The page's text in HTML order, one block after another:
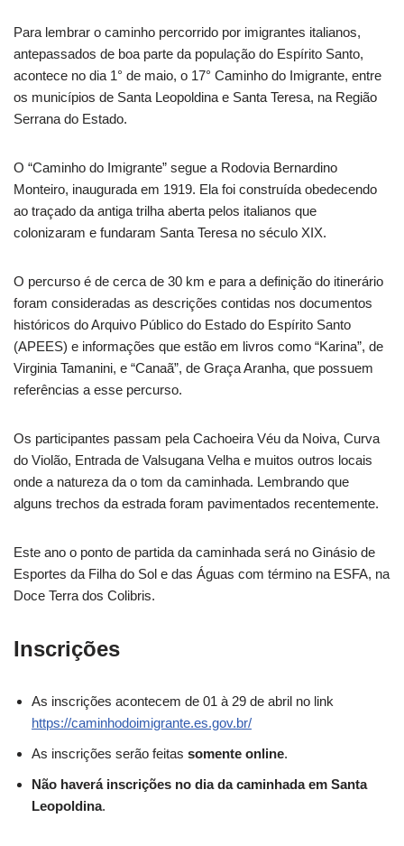
Para lembrar o caminho percorrido por imigrantes italianos,
antepassados de boa parte da população do Espírito Santo,
acontece no dia 1° de maio, o 17° Caminho do Imigrante, entre
os municípios de Santa Leopoldina e Santa Teresa, na Região
Serrana do Estado.
O “Caminho do Imigrante” segue a Rodovia Bernardino
Monteiro, inaugurada em 1919. Ela foi construída obedecendo
ao traçado da antiga trilha aberta pelos italianos que
colonizaram e fundaram Santa Teresa no século XIX.
O percurso é de cerca de 30 km e para a definição do itinerário
foram consideradas as descrições contidas nos documentos
históricos do Arquivo Público do Estado do Espírito Santo
(APEES) e informações que estão em livros como “Karina”, de
Virginia Tamanini, e “Canaã”, de Graça Aranha, que possuem
referências a esse percurso.
Os participantes passam pela Cachoeira Véu da Noiva, Curva
do Violão, Entrada de Valsugana Velha e muitos outros locais
onde a natureza da o tom da caminhada. Lembrando que
alguns trechos da estrada foram pavimentados recentemente.
Este ano o ponto de partida da caminhada será no Ginásio de
Esportes da Filha do Sol e das Águas com término na ESFA, na
Doce Terra dos Colibris.
Inscrições
As inscrições acontecem de 01 à 29 de abril no link
https://caminhodoimigrante.es.gov.br/
As inscrições serão feitas somente online.
Não haverá inscrições no dia da caminhada em Santa
Leopoldina.